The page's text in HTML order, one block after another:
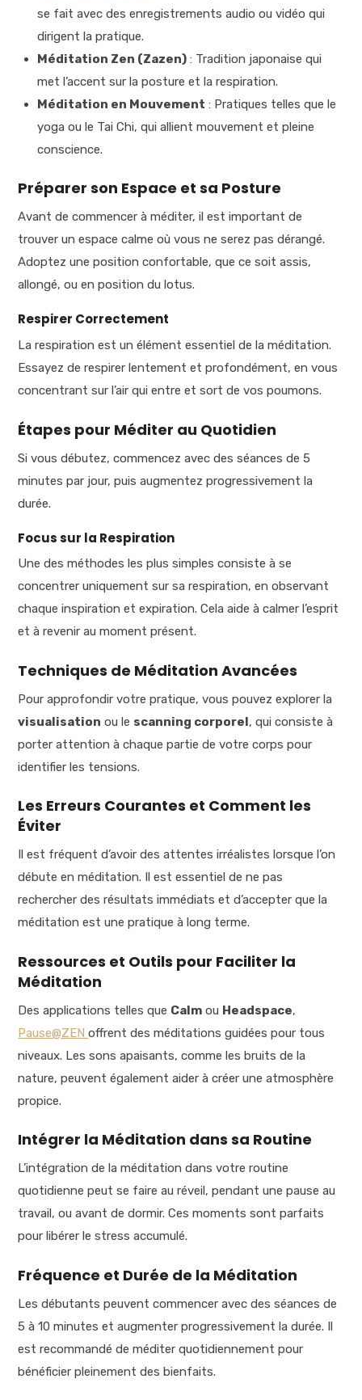
se fait avec des enregistrements audio ou vidéo qui
dirigent la pratique.
Méditation Zen (Zazen) : Tradition japonaise qui
met l’accent sur la posture et la respiration.
Méditation en Mouvement : Pratiques telles que le
yoga ou le Tai Chi, qui allient mouvement et pleine
conscience.
Préparer son Espace et sa Posture
Avant de commencer à méditer, il est important de
trouver un espace calme où vous ne serez pas dérangé.
Adoptez une position confortable, que ce soit assis,
allongé, ou en position du lotus.
Respirer Correctement
La respiration est un élément essentiel de la méditation.
Essayez de respirer lentement et profondément, en vous
concentrant sur l’air qui entre et sort de vos poumons.
Étapes pour Méditer au Quotidien
Si vous débutez, commencez avec des séances de 5
minutes par jour, puis augmentez progressivement la
durée.
Focus sur la Respiration
Une des méthodes les plus simples consiste à se
concentrer uniquement sur sa respiration, en observant
chaque inspiration et expiration. Cela aide à calmer l’esprit
et à revenir au moment présent.
Techniques de Méditation Avancées
Pour approfondir votre pratique, vous pouvez explorer la
visualisation ou le scanning corporel, qui consiste à
porter attention à chaque partie de votre corps pour
identifier les tensions.
Les Erreurs Courantes et Comment les
Éviter
Il est fréquent d’avoir des attentes irréalistes lorsque l’on
débute en méditation. Il est essentiel de ne pas
rechercher des résultats immédiats et d’accepter que la
méditation est une pratique à long terme.
Ressources et Outils pour Faciliter la
Méditation
Des applications telles que Calm ou Headspace,
Pause@ZENoffrent des méditations guidées pour tous
niveaux. Les sons apaisants, comme les bruits de la
nature, peuvent également aider à créer une atmosphère
propice.
Intégrer la Méditation dans sa Routine
L’intégration de la méditation dans votre routine
quotidienne peut se faire au réveil, pendant une pause au
travail, ou avant de dormir. Ces moments sont parfaits
pour libérer le stress accumulé.
Fréquence et Durée de la Méditation
Les débutants peuvent commencer avec des séances de
5 à 10 minutes et augmenter progressivement la durée. Il
est recommandé de méditer quotidiennement pour
bénéficier pleinement des bienfaits.